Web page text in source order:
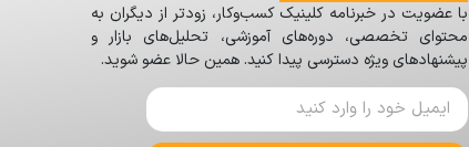
با عضویت در خبرنامه کلینیک کسب‌وکار، زودتر از دیگران به
محتوای تخصصی، دوره‌های آموزشی، تحلیل‌های بازار و
پیشنهادهای ویژه دسترسی پیدا کنید. همین حالا عضو شوید.